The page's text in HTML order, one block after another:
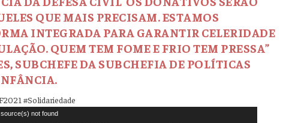
QUE MAIS PRECISAM. ESTAMOS
INTEGRADA PARA GARANTIR CELERIDADE
QUEM TEM FOME E FRIO TEM PRESSA”
SUBCHEFE DA SUBCHEFIA DE POLÍTICAS
#Solidariedade
not found